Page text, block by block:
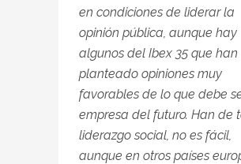
en condiciones de liderar la
opinión pública, aunque hay
algunos del Ibex 35 que han
planteado opiniones muy
favorables de lo que debe
empresa del futuro. Han de
liderazgo social, no es fácil,
aunque en otros países